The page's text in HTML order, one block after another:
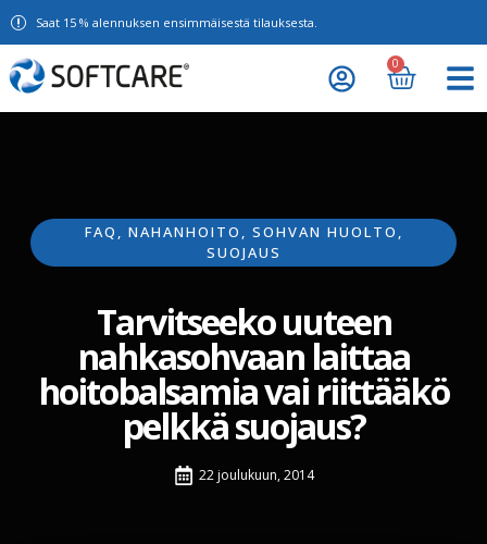
Saat 15 % alennuksen ensimmäisestä tilauksesta.
0
FAQ , NAHANHOITO , SOHVAN HUOLTO ,
SUOJAUS
Tarvitseeko uuteen
nahkasohvaan laittaa
hoitobalsamia vai riittääkö
pelkkä suojaus?
22 joulukuun, 2014